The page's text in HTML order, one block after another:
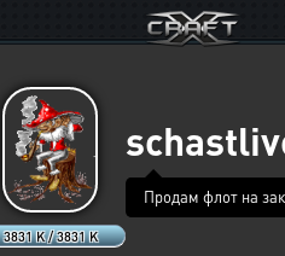
3831 K / 3831 K
Продам флот на